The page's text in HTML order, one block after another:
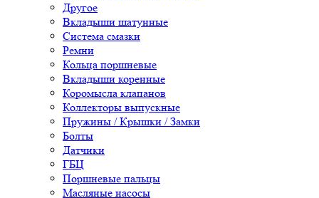
Другое
Вкладыши шатунные
Система смазки
Ремни
Кольца поршневые
Вкладыши коренные
Коромысла клапанов
Коллекторы выпускные
Пружины / Крышки / Замки
Болты
Датчики
ГБЦ
Поршневые пальцы
Масляные насосы